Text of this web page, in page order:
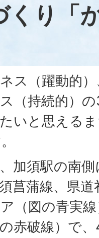
くり「
ス（躍動的
（持続的）
たいと思える
加須駅の南
菖蒲線、県
（図の青実
赤破線）で